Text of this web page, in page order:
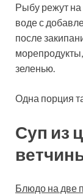
Рыбу режут на
воде с
после
зеленью.
Одна порция
Суп из
Блюдо на две